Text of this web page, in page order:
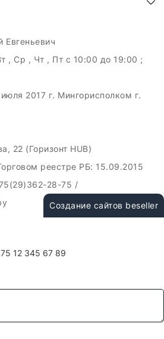
Евгеньевич
, Ср , Чт , Пт c 10:00 до 19:00 ;
2017 г. Мингорисполком г.
22 (Горизонт HUB)
реестре РБ: 15.09.2015
28-75 /
Создание сайтов beseller